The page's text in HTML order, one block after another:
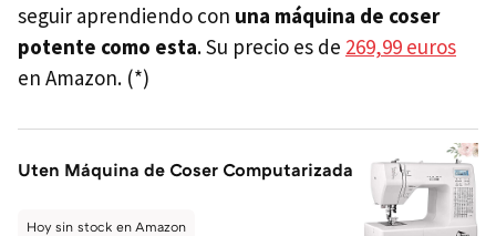
seguir aprendiendo con una máquina de coser
potente como esta. Su precio es de 269,99 euros
en Amazon. (*)
Uten Máquina de Coser Computarizada
Hoy sin stock en Amazon